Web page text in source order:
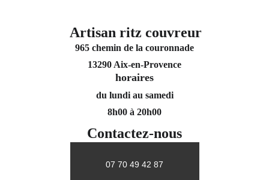
Contactez-nous
07 70 49 42 87
Artisan ritz couvreur
965 chemin de la couronnade
13290 Aix-en-Provence
horaires
du lundi au samedi
8h00 à 20h00